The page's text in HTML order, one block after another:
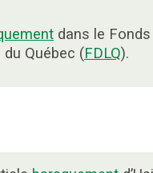
dans le
Québec (FDLQ).